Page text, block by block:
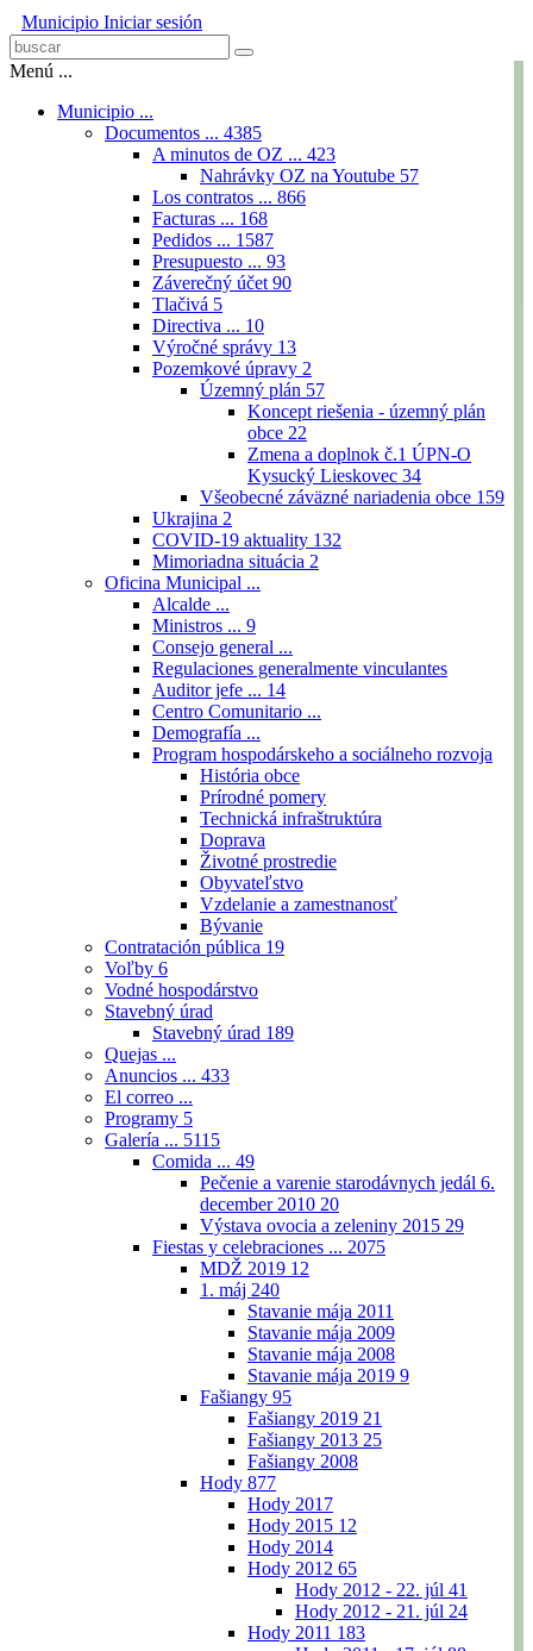
Municipio Iniciar sesión
Menú ...
Municipio ...
Documentos ... 4385
A minutos de OZ ... 423
Nahrávky OZ na Youtube 57
Los contratos ... 866
Facturas ... 168
Pedidos ... 1587
Presupuesto ... 93
Záverečný účet 90
Tlačivá 5
Directiva ... 10
Výročné správy 13
Pozemkové úpravy 2
Územný plán 57
Koncept riešenia - územný plán
obce 22
Zmena a doplnok č.1 ÚPN-O
Kysucký Lieskovec 34
Všeobecné záväzné nariadenia obce 159
Ukrajina 2
COVID-19 aktuality 132
Mimoriadna situácia 2
Oficina Municipal ...
Alcalde ...
Ministros ... 9
Consejo general ...
Regulaciones generalmente vinculantes
Auditor jefe ... 14
Centro Comunitario ...
Demografía ...
Program hospodárskeho a sociálneho rozvoja
História obce
Prírodné pomery
Technická infraštruktúra
Doprava
Životné prostredie
Obyvateľstvo
Vzdelanie a zamestnanosť
Bývanie
Contratación pública 19
Voľby 6
Vodné hospodárstvo
Stavebný úrad
Stavebný úrad 189
Quejas ...
Anuncios ... 433
El correo ...
Programy 5
Galería ... 5115
Comida ... 49
Pečenie a varenie starodávnych jedál 6.
december 2010 20
Výstava ovocia a zeleniny 2015 29
Fiestas y celebraciones ... 2075
MDŽ 2019 12
1. máj 240
Stavanie mája 2011
Stavanie mája 2009
Stavanie mája 2008
Stavanie mája 2019 9
Fašiangy 95
Fašiangy 2019 21
Fašiangy 2013 25
Fašiangy 2008
Hody 877
Hody 2017
Hody 2015 12
Hody 2014
Hody 2012 65
Hody 2012 - 22. júl 41
Hody 2012 - 21. júl 24
Hody 2011 183